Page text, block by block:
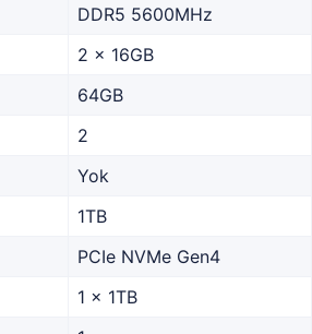
DDR5 5600MHz
2 x 16GB
64GB
2
Yok
1TB
PCIe NVMe Gen4
1 x 1TB